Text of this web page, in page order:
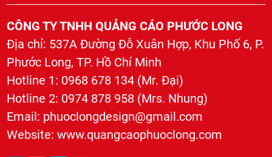
Chữ mica có đèn phát sáng mặt chữ
Giá: Liên hệ
CÔNG TY TNHH QUẢNG CÁO PHƯỚC LONG
Địa chỉ: 537A Đường Đỗ Xuân Hợp, Khu Phố 6, P.
Phước Long, TP. Hồ Chí Minh
Hotline 1: 0968 678 134 (Mr. Đại)
Hotline 2: 0974 878 958 (Mrs. Nhung)
Email: phuoclongdesign@gmail.com
Website: www.quangcaophuoclong.com